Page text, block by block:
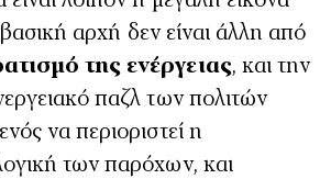
αρχή δεν είναι άλλη από
της ενέργειας, και την
παζλ των πολιτών
να περιοριστεί η
των παρόχων, και